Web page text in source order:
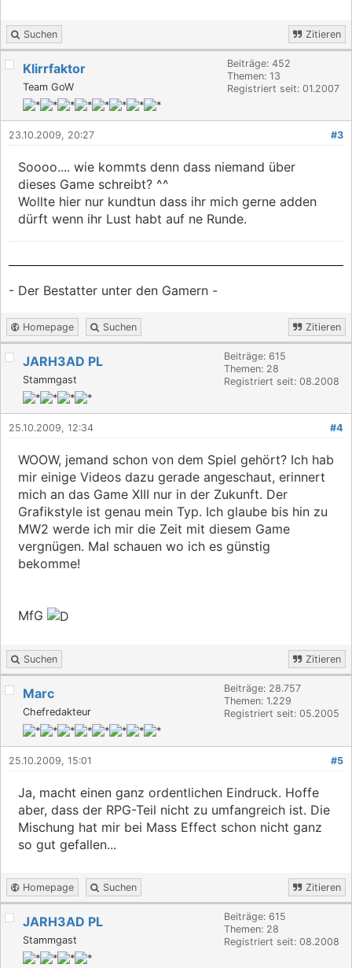
Suchen Zitieren
Klirrfaktor
Team GoW
Beiträge: 452
Themen: 13
Registriert seit: 01.2007
#3
23.10.2009, 20:27
Soooo.... wie kommts denn dass niemand über
dieses Game schreibt? ^^
Wollte hier nur kundtun dass ihr mich gerne adden
dürft wenn ihr Lust habt auf ne Runde.
- Der Bestatter unter den Gamern -
Homepage Suchen Zitieren
JARH3AD PL
Stammgast
Beiträge: 615
Themen: 28
Registriert seit: 08.2008
#4
25.10.2009, 12:34
WOOW, jemand schon von dem Spiel gehört? Ich hab
mir einige Videos dazu gerade angeschaut, erinnert
mich an das Game XIII nur in der Zukunft. Der
Grafikstyle ist genau mein Typ. Ich glaube bis hin zu
MW2 werde ich mir die Zeit mit diesem Game
vergnügen. Mal schauen wo ich es günstig
bekomme!
MfG
Suchen Zitieren
Marc
Chefredakteur
Beiträge: 28.757
Themen: 1.229
Registriert seit: 05.2005
#5
25.10.2009, 15:01
Ja, macht einen ganz ordentlichen Eindruck. Hoffe
aber, dass der RPG-Teil nicht zu umfangreich ist. Die
Mischung hat mir bei Mass Effect schon nicht ganz
so gut gefallen...
Homepage Suchen Zitieren
JARH3AD PL
Stammgast
Beiträge: 615
Themen: 28
Registriert seit: 08.2008